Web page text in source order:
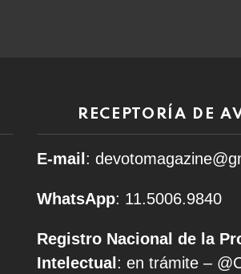
RECEPTORÍA DE
E-mail :
WhatsApp: 11.5006.9840
Registro Nacional de la
Intelectual : en trámite –